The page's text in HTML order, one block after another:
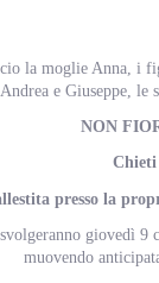
la moglie Anna, i
e Giuseppe,
NON
Chieti
presso la
giovedì 9
muovendo